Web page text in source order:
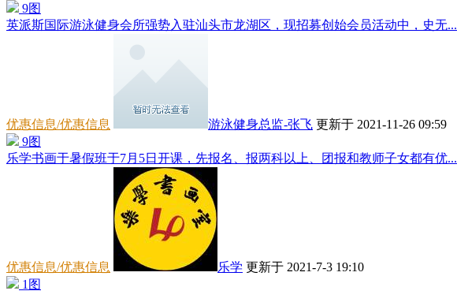
9图
英派斯国际游泳健身会所强势入驻汕头市龙湖区，现招募创始会员活动中，史无...
优惠信息/优惠信息 游泳健身总监-张飞 更新于 2021-11-26 09:59
9图
乐学书画于暑假班于7月5日开课，先报名、报两科以上、团报和教师子女都有优...
优惠信息/优惠信息 乐学 更新于 2021-7-3 19:10
1图